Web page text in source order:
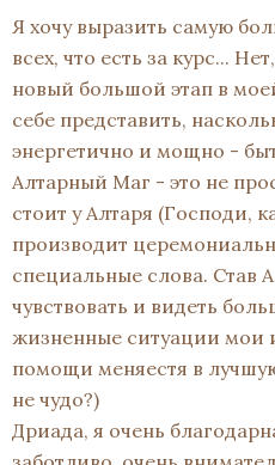
Я хочу выразить самую
всех, что есть за курс...
новый большой этап в
себе представить,
энергетично и мощно -
Алтарный Маг - это не
стоит у Алтаря (Господи,
производит
специальные слова. Став
чувствовать и видеть
жизненные ситуации мои
помощи меняестя в
не чудо?)
Дриада, я очень